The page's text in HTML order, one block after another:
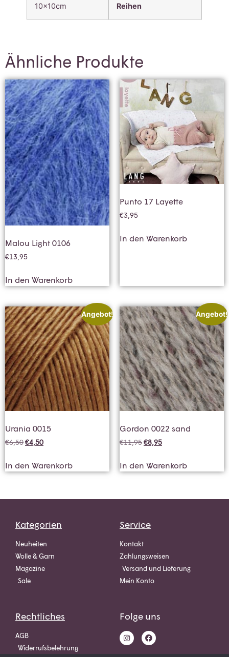
10x10cm
Reihen
Ähnliche Produkte
Malou Light 0106
€13,95
In den Warenkorb
Punto 17 Layette
€3,95
In den Warenkorb
Angebot!
Urania 0015
€6,50€4,50
In den Warenkorb
Angebot!
Gordon 0022 sand
€11,95€8,95
In den Warenkorb
Kategorien
Neuheiten
Wolle & Garn
Magazine
Sale
Service
Kontakt
Zahlungsweisen
Versand und Lieferung
Mein Konto
Rechtliches
AGB
Widerrufsbelehrung
Folge uns